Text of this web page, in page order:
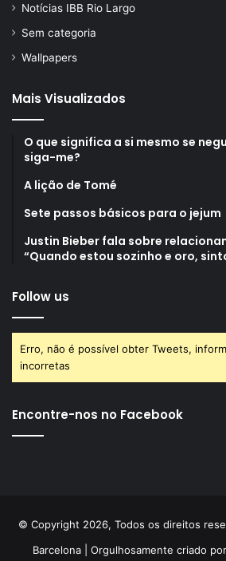
Notícias IBB Rio Largo
Sem categoria
Wallpapers
Mais Visualizados
O que significa a si mesmo se
siga-me?
A lição de Tomé
Sete passos básicos para o jejum
Justin Bieber fala sobre
“Quando estou sozinho e oro,
Follow us
Erro, não é possível obter Tweets,
incorretas
Encontre-nos no Facebook
© Copyright 2026, Todos os direitos
Barcelona| Orgulhosamente criado por